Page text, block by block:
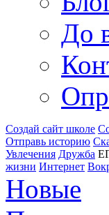
До
Создай сайт школе
Отправь историю
Увлечения Дружба
жизни Интернет
Новые